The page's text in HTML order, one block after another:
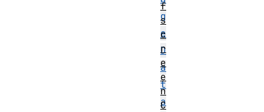
g
e
D
a
t
a
f
s
c
r
e
e
n
C